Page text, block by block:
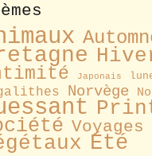
Japonais
Norvège
Voyages
Été